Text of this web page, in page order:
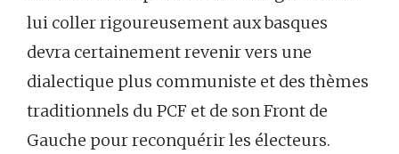
lui coller rigoureusement aux basques
devra certainement revenir vers une
dialectique plus communiste et des thèmes
traditionnels du PCF et de son Front de
Gauche pour reconquérir les électeurs.